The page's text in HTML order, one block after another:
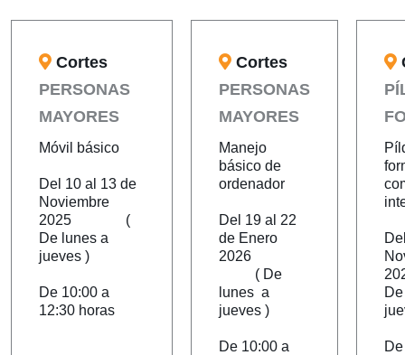
Cortes
PERSONAS
MAYORES
Móvil básico
Del 10 al 13 de
Noviembre
2025 (
De lunes a
jueves )
De 10:00 a
12:30 horas
Cortes
PERSONAS
MAYORES
Manejo
básico de
ordenador
Del 19 al 22
de Enero
2026
( De
lunes a
jueves )
De 10:00 a